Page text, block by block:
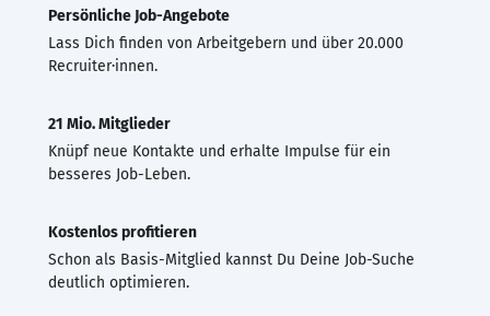
Persönliche Job-Angebote
Lass Dich finden von Arbeitgebern und über 20.000
Recruiter·innen.
21 Mio. Mitglieder
Knüpf neue Kontakte und erhalte Impulse für ein
besseres Job-Leben.
Kostenlos profitieren
Schon als Basis-Mitglied kannst Du Deine Job-Suche
deutlich optimieren.